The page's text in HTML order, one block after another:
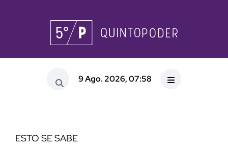
9 Ago. 2026, 07:58
ESTO SE SABE